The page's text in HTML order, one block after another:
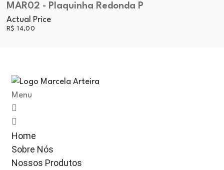
MAR02 - Plaquinha Redonda P
Actual Price
R$ 14,00
Menu
Home
Sobre Nós
Nossos Produtos